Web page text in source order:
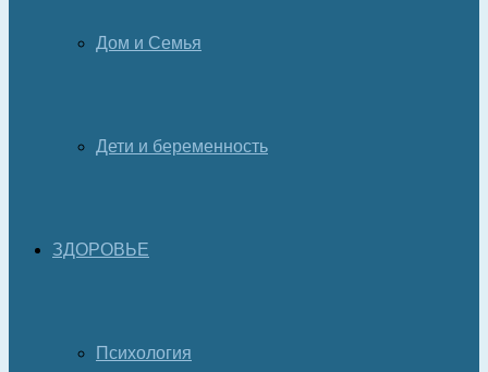
Дом и Семья
Дети и беременность
ЗДОРОВЬЕ
Психология